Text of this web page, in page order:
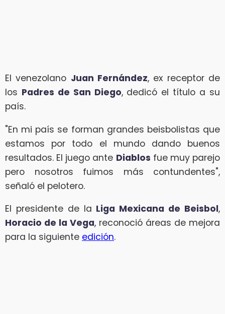
El venezolano Juan Fernández, ex receptor de
los Padres de San Diego, dedicó el título a su
país.
"En mi país se forman grandes beisbolistas que
estamos por todo el mundo dando buenos
resultados. El juego ante Diablos fue muy parejo
pero nosotros fuimos más contundentes",
señaló el pelotero.
El presidente de la Liga Mexicana de Beisbol,
Horacio de la Vega, reconoció áreas de mejora
para la siguiente edición.